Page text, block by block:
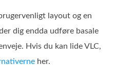
layout og en
dig endda udføre basale
Hvis du kan lide VLC,
her.